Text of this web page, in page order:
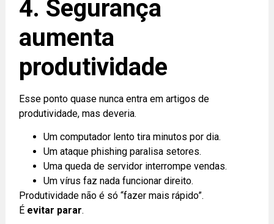
4. Segurança
aumenta
produtividade
Esse ponto quase nunca entra em artigos de
produtividade, mas deveria.
Um computador lento tira minutos por dia.
Um ataque phishing paralisa setores.
Uma queda de servidor interrompe vendas.
Um vírus faz nada funcionar direito.
Produtividade não é só “fazer mais rápido”.
É evitar parar.